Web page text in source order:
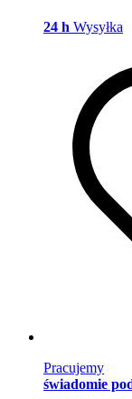
24 h Wysyłka
Pracujemy
świadomie